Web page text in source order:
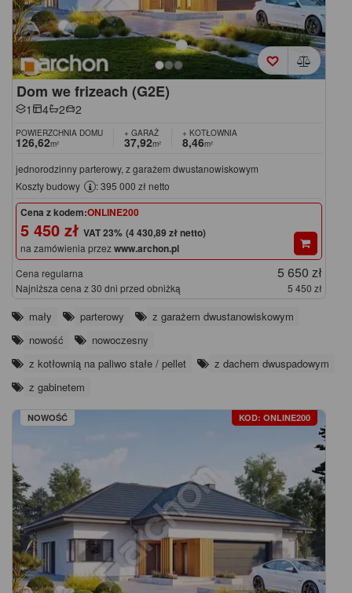
Dom we frizeach (G2E)
1 4 2 2
POWIERZCHNIA DOMU
126,62m²
+ GARAŻ
37,92m²
+ KOTŁOWNIA
8,46m²
jednorodzinny parterowy, z garażem dwustanowiskowym
Koszty budowy
: 395 000 zł netto
Cena z kodem:ONLINE200
5 450 zł (4 430,89 zł netto)
na zamówienia przezwww.archon.pl
Cena regularna 5 650 zł
Najniższa cena z 30 dni przed obniżką 5 450 zł
mały parterowy
z garażem dwustanowiskowym
nowość
nowoczesny
z kotłownią na paliwo stałe / pellet
z dachem dwuspadowym
z gabinetem
NOWOŚĆ KOD: ONLINE200